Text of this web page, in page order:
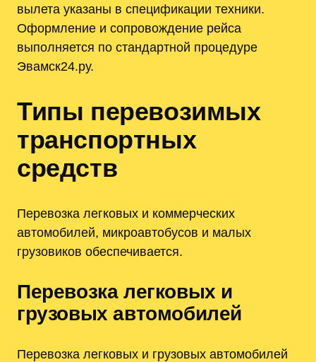
вылета указаны в спецификации техники.
Оформление и сопровождение рейса
выполняется по стандартной процедуре
Эвамск24.ру.
Типы перевозимых
транспортных
средств
Перевозка легковых и коммерческих
автомобилей, микроавтобусов и малых
грузовиков обеспечивается.
Перевозка легковых и
грузовых автомобилей
Перевозка легковых и грузовых автомобилей